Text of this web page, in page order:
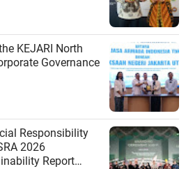
KEJARI North
Corporate Governance
2026
Report